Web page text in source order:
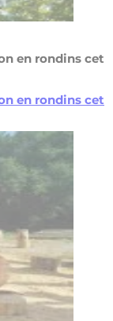
en rondins cet
en rondins cet